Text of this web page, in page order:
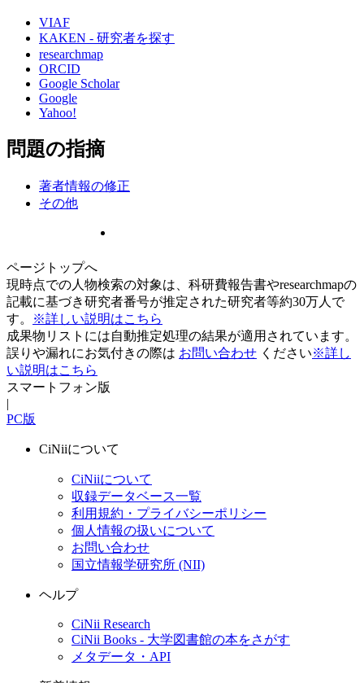
VIAF
KAKEN - 研究者を探す
researchmap
ORCID
Google Scholar
Google
Yahoo!
問題の指摘
著者情報の修正
その他
ページトップへ
現時点での人物検索の対象は、科研費報告書やresearchmapの
記載に基づき研究者番号が推定された研究者等約30万人で
す。
※詳しい説明はこちら
成果物リストには自動推定処理の結果が適用されています。
誤りや漏れにお気付きの際は お問い合わせ ください※詳し
い説明はこちら
スマートフォン版
|
PC版
CiNiiについて
CiNiiについて
収録データベース一覧
利用規約・プライバシーポリシー
個人情報の扱いについて
お問い合わせ
国立情報学研究所 (NII)
ヘルプ
CiNii Research
CiNii Books - 大学図書館の本をさがす
メタデータ・API